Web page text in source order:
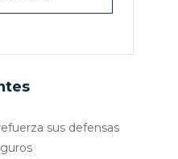
sus defensas